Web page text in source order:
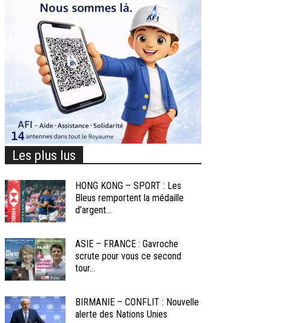
Les plus lus
HONG KONG – SPORT : Les
Bleus remportent la médaille
d’argent...
ASIE – FRANCE : Gavroche
scrute pour vous ce second
tour...
BIRMANIE – CONFLIT : Nouvelle
alerte des Nations Unies